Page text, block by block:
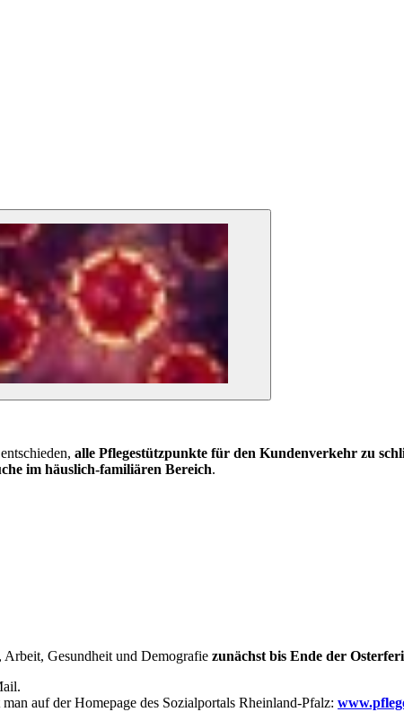
alle Pflegestützpunkte für den Kundenverkehr zu
im häuslich-familiären Bereich.
Gesundheit und Demografie zunächst bis Ende der
auf der Homepage des Sozialportals Rheinland-Pfalz: